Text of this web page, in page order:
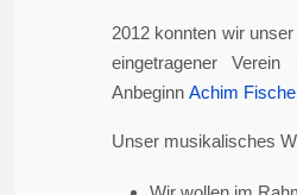
2012 konnten wir
eingetragener
Anbeginn Achim
Unser musikalisches